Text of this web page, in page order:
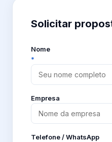
Solicitar
Nome
*
Empresa
Telefone / WhatsApp